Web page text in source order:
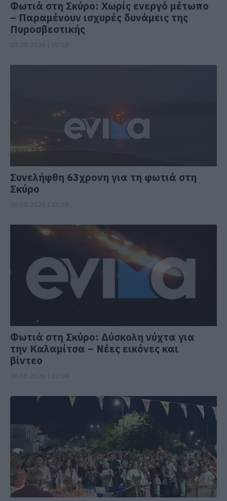
Φωτιά στη Σκύρο: Χωρίς ενεργό μέτωπο
– Παραμένουν ισχυρές δυνάμεις της
Πυροσβεστικής
Συνελήφθη 63χρονη για τη φωτιά στη
Σκύρο
Φωτιά στη Σκύρο: Δύσκολη νύχτα για
την Καλαμίτσα – Νέες εικόνες και
βίντεο